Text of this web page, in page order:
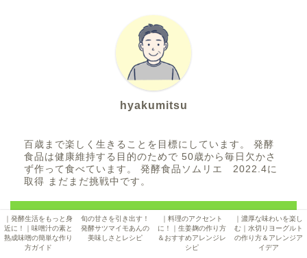
hyakumitsu
百歳まで楽しく生きることを目標にしています。 発酵
食品は健康維持する目的のためで 50歳から毎日欠かさ
ず作って食べています。 発酵食品ソムリエ 2022.4に
取得 まだまだ挑戦中です。
＼ Follow me ／
｜発酵生活をもっと身
近に！｜味噌汁の素と
熟成味噌の簡単な作り
方ガイド
旬の甘さを引き出す！
発酵サツマイモあんの
美味しさとレシピ
｜料理のアクセント
に！｜生姜麹の作り方
＆おすすめアレンジレ
シピ
｜濃厚な味わいを楽し
む｜水切りヨーグルト
の作り方＆アレンジア
イデア